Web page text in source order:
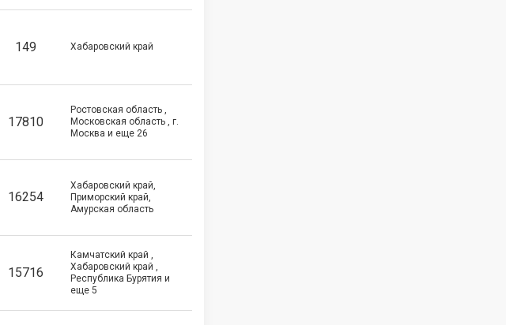
149 Хабаровский край
17810
Ростовская область ,
Московская область , г.
Москва и еще 26
16254
Хабаровский край,
Приморский край,
Амурская область
15716
Камчатский край ,
Хабаровский край ,
Республика Бурятия и
еще 5